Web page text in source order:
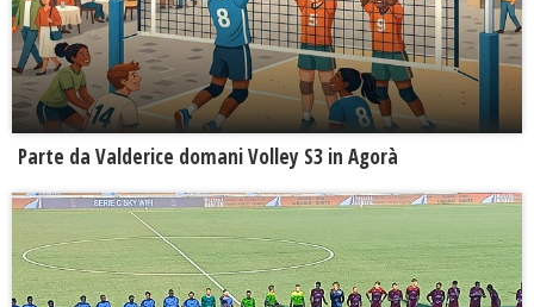
Parte da Valderice domani Volley S3 in Agorà